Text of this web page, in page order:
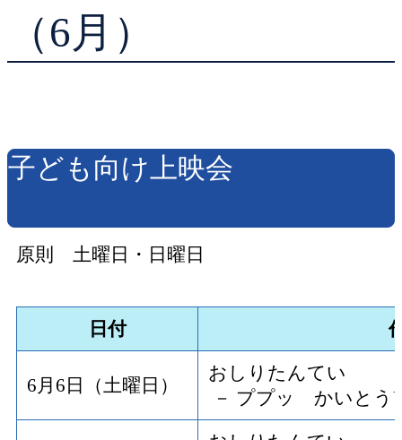
予約ランキング
（6月）
子ども向け上映会
原則 土曜日・日曜日
日付
6月6日（土曜日）
おしりたんてい
－ ププッ かいとう